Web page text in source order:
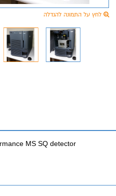
לחץ על התמונה להגדלה
MS SQ detector